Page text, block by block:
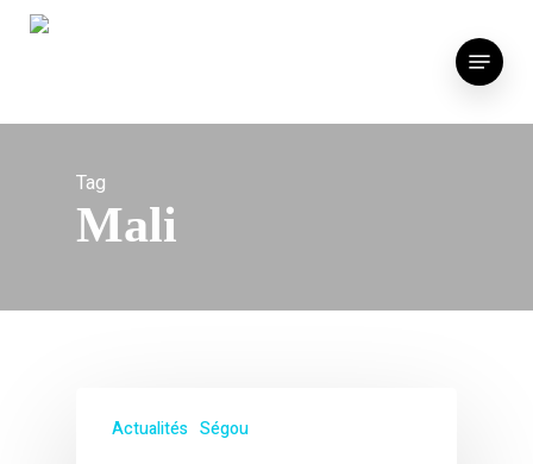
Skip
Menu
Tag
Mali
Actualités Ségou